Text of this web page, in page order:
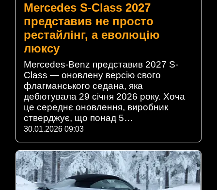
Mercedes S-Class 2027
представив не просто
рестайлінг, а еволюцію
люксу
Mercedes-Benz представив 2027 S-
Class — оновлену версію свого
флагманського седана, яка
дебютувала 29 січня 2026 року. Хоча
це середнє оновлення, виробник
стверджує, що понад 5…
30.01.2026 09:03